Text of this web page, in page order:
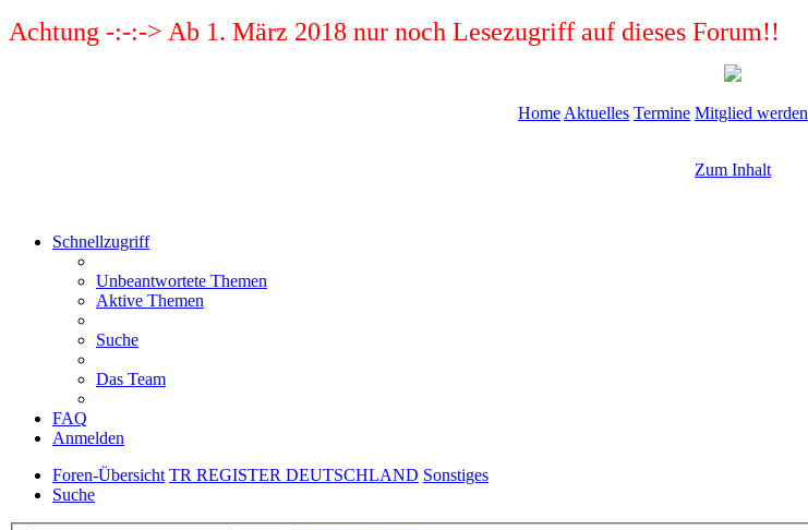
Achtung -:-:-> Ab 1. März 2018 nur noch Lesezugriff auf dieses Forum!!
Home Aktuelles Termine Mitglied werden
Zum Inhalt
Schnellzugriff
Unbeantwortete Themen
Aktive Themen
Suche
Das Team
FAQ
Anmelden
Foren-Übersicht TR REGISTER DEUTSCHLAND Sonstiges
Suche